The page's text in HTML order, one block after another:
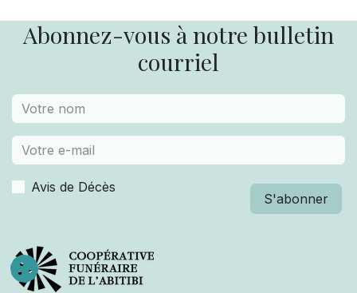
Abonnez-vous à notre bulletin
courriel
Avis de Décès
S'abonner